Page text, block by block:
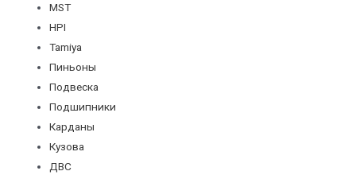
MST
HPI
Tamiya
Пиньоны
Подвеска
Подшипники
Карданы
Кузова
ДВС